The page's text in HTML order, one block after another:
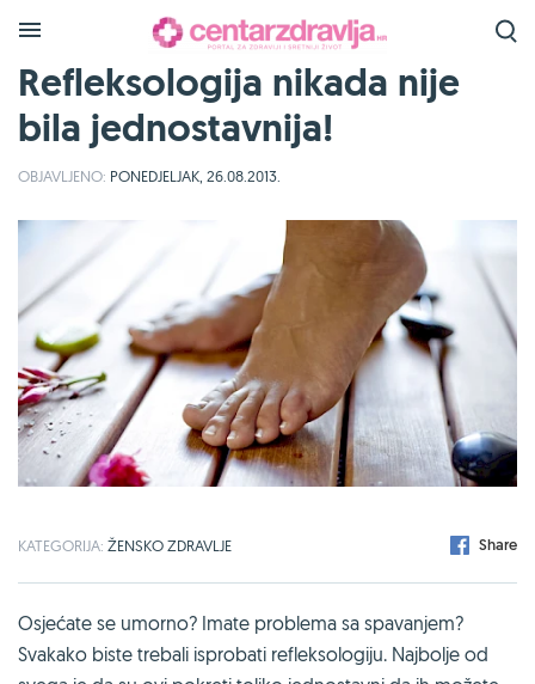
Refleksologija nikada nije
bila jednostavnija!
OBJAVLJENO: PONEDJELJAK, 26.08.2013.
KATEGORIJA: ŽENSKO ZDRAVLJE Share
Osjećate se umorno? Imate problema sa spavanjem?
Svakako biste trebali isprobati refleksologiju. Najbolje od